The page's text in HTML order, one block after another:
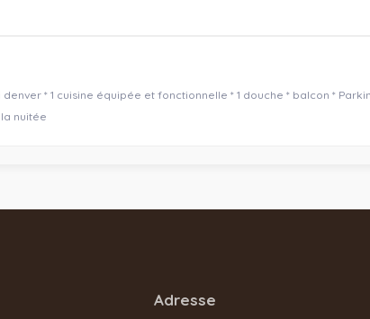
* 1 cuisine équipée et fonctionnelle * 1 douche * balcon *
nuitée
Adresse